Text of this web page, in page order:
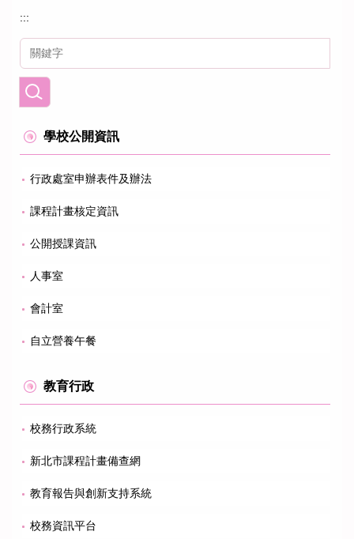
:::
學校公開資訊
行政處室申辦表件及辦法
課程計畫核定資訊
公開授課資訊
人事室
會計室
自立營養午餐
教育行政
校務行政系統
新北市課程計畫備查網
教育報告與創新支持系統
校務資訊平台